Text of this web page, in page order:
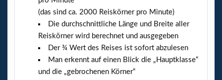
(das sind ca. 2000 Reiskörner pro Minute)
Die durchschnittliche Länge und Breite aller
Reiskörner wird berechnet und ausgegeben
Der ¾ Wert des Reises ist sofort abzulesen
Man erkennt auf einen Blick die „Hauptklasse“
und die „gebrochenen Körner“